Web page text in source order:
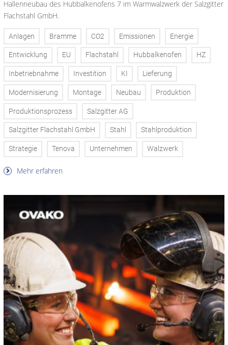
Hallenneubau des Hubbalkenofens 7 im Warmwalzwerk der Salzgitter
Flachstahl GmbH.
Anlagen Bramme CO2 Emissionen Energie
Entwicklung EU Flachstahl Hubbalkenofen HZ
Inbetriebnahme Investition KI Lieferung
Modernisierung Montage Neubau Produktion
Produktionsprozess Salzgitter AG
Salzgitter Flachstahl GmbH Stahl Stahlproduktion
Strategie Tenova Unternehmen Walzwerk
Mehr erfahren